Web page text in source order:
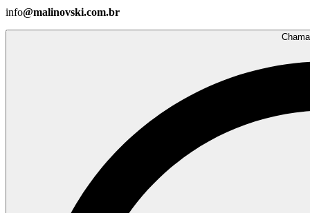
info@malinovski.com.br